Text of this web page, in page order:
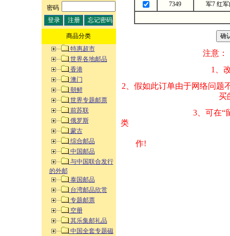
密码:
商品分类
特惠超市
世界各地邮品
香港
澳门
朝鲜
世界专题邮票
前苏联
俄罗斯
蒙古
综合邮品
中国邮品
与中国联合发行
的外邮
泰国邮品
台湾邮品欣赏
专题邮票
空册
其乐集邮礼品
中国全套专题磁
7349
军7 红
注意：
1、改变商品数量
2、假如此订单由
买的邮品的“
3、可在“
类 方式告之
作!